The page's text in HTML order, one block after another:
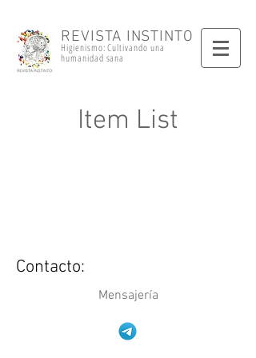
REVISTA INSTINTO
Higienismo: Cultivando una
humanidad sana
Item List
Contacto:
Mensajería